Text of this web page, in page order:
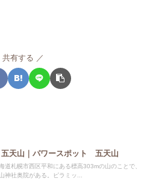
共有する
五天山｜パワースポット 五天山
道札幌市西区平和にある標高303mの山のことで、
神社奥院がある。ピラミッ...